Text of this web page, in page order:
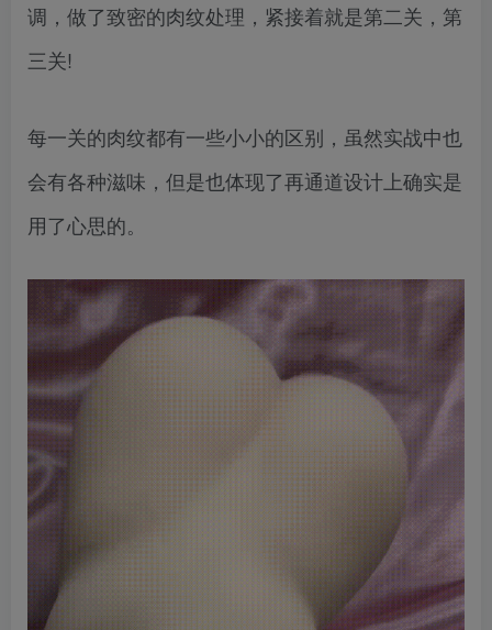
调，做了致密的肉纹处理，紧接着就是第二关，第
三关!
每一关的肉纹都有一些小小的区别，虽然实战中也
会有各种滋味，但是也体现了再通道设计上确实是
用了心思的。